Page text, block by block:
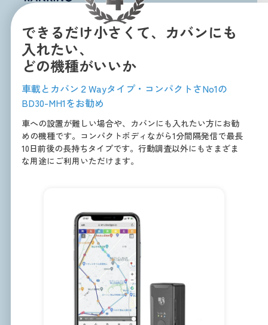
できるだけ小さくて、カバンにも
入れたい、
どの機種がいいか
車載とカバン２Wayタイプ・コンパクトさNo1の
BD30-MH1をお勧め
車への設置が難しい場合や、カバンにも入れたい方にお勧
めの機種です。コンパクトボディながら1分間隔発信で最長
10日前後の長持ちタイプです。行動調査以外にもさまざま
な用途にご利用いただけます。